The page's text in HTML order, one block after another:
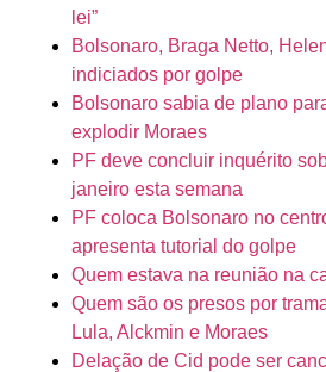
lei”
Bolsonaro, Braga Netto,
indiciados por golpe
Bolsonaro sabia de plano
explodir Moraes
PF deve concluir inquérito
janeiro esta semana
PF coloca Bolsonaro no
apresenta tutorial do golpe
Quem estava na reunião na
Quem são os presos por
Lula, Alckmin e Moraes
Delação de Cid pode ser